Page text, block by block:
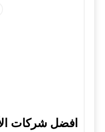
افضل شركات